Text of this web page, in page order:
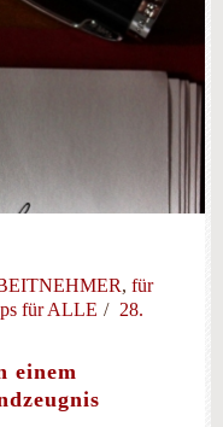
, für
für ALLE
28.
einem